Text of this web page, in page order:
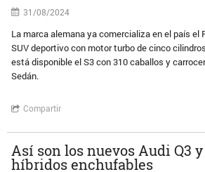
31/08/2024
La marca alemana ya comercializa en el país el
SUV deportivo con motor turbo de cinco
está disponible el S3 con 310 caballos y
Sedán.
Compartir
Así son los nuevos Audi Q3
híbridos enchufables